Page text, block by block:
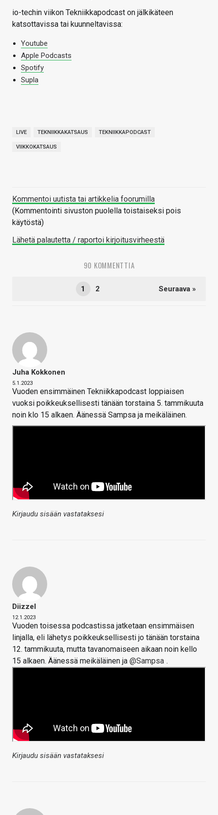
io-techin viikon Tekniikkapodcast on jälkikäteen
katsottavissa tai kuunneltavissa:
Youtube
Apple Podcasts
Spotify
Supla
LIVE TEKNIIKKAKATSAUS TEKNIIKKAPODCAST
VIIKKOKATSAUS
Kommentoi uutista tai artikkelia foorumilla
(Kommentointi sivuston puolella toistaiseksi pois
käytöstä)
Lähetä palautetta / raportoi kirjoitusvirheestä
90 KOMMENTTIA
1 2 Seuraava »
Juha Kokkonen
5.1.2023
Vuoden ensimmäinen Tekniikkapodcast loppiaisen
vuoksi poikkeuksellisesti tänään torstaina 5. tammikuuta
noin klo 15 alkaen. Äänessä Sampsa ja meikäläinen.
Kirjaudu sisään vastataksesi
Diizzel
12.1.2023
Vuoden toisessa podcastissa jatketaan ensimmäisen
linjalla, eli lähetys poikkeuksellisesti jo tänään torstaina
12. tammikuuta, mutta tavanomaiseen aikaan noin kello
15 alkaen. Äänessä meikäläinen ja @Sampsa .
Kirjaudu sisään vastataksesi